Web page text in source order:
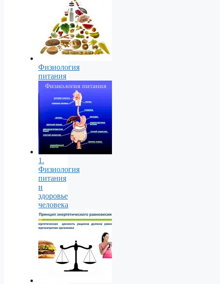
Физиология
питания
1.
Физиология
питания
и
здоровье
человека